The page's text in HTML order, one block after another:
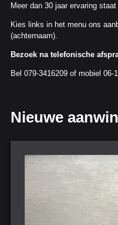
Meer dan 30 jaar ervaring
Kies links in het menu ons
(achternaam).
Bezoek na telefonische
Bel 079-3416209 of mobiel 06-
Nieuwe